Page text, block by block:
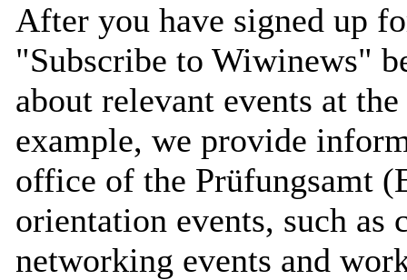
After you have signed up
"Subscribe to Wiwinews"
about relevant events at
example, we provide
office of the Prüfungsamt
orientation events, such as
networking events and